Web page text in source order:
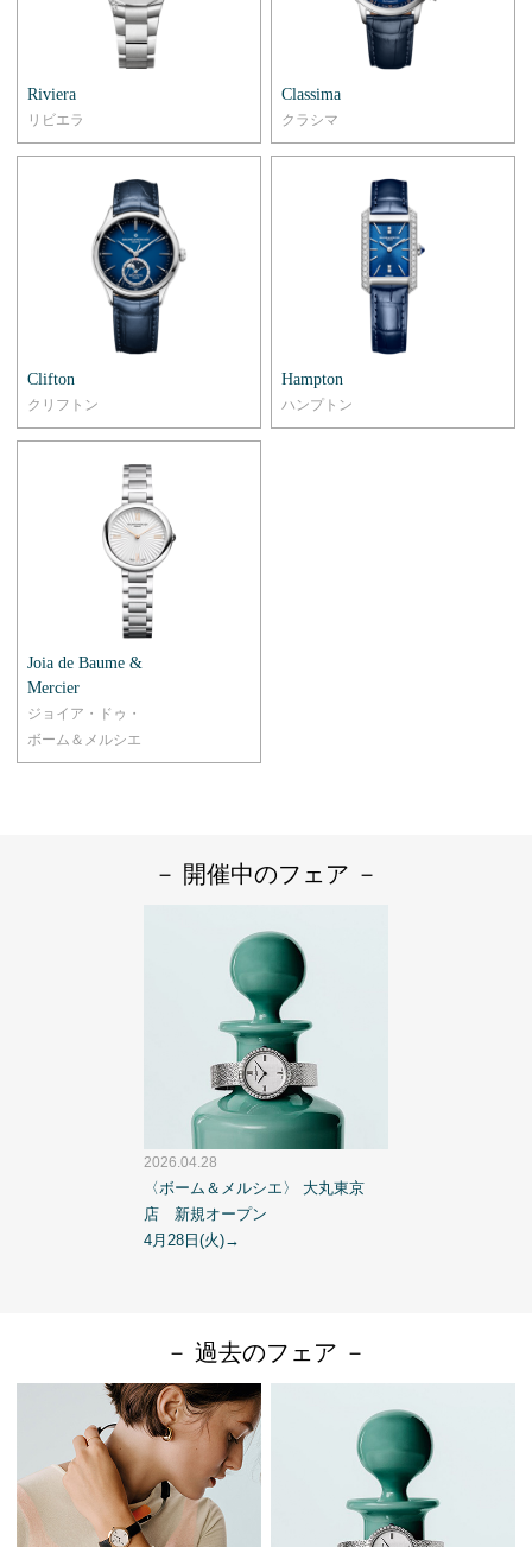
Riviera
リビエラ
Classima
クラシマ
Clifton
クリフトン
Hampton
ハンプトン
Joia de Baume &
Mercier
ジョイア・ドゥ・
ボーム＆メルシエ
－ 開催中のフェア －
2026.04.28
〈ボーム＆メルシエ〉 大丸東京
店 新規オープン
4月28日(火)→
－ 過去のフェア －